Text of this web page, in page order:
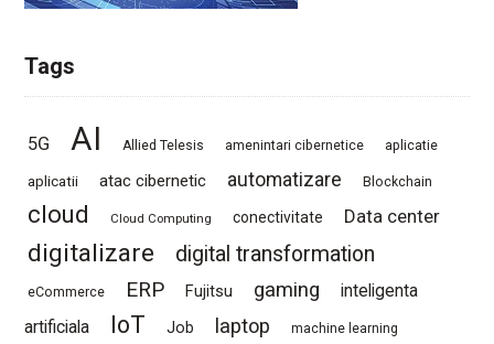
Tags
5G AI Allied Telesis amenintari cibernetice aplicatie
aplicatii atac cibernetic automatizare Blockchain
cloud Cloud Computing conectivitate Data center
digitalizare digital transformation
eCommerce ERP Fujitsu gaming
inteligenta
artificiala
IoT Job laptop machine learning